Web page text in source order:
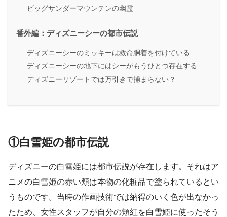
ビッグサンダーマウンテンの幽霊
番外編：ディズニーシーの都市伝説
ディズニーシーのミッキーは救命胴着を付けている
ディズニーシーの地下にはシーがもうひとつ存在する
ディズニーリゾートでは万引きで捕まらない？
①白雪姫の都市伝説
ディズニーの白雪姫には都市伝説が存在します。それはア
ニメの白雪姫の赤い頬は本物の化粧品で塗られているとい
うものです。当時の作画技術では納得のいく色が出なかっ
たため、女性スタッフが自分の頬紅を白雪姫に使ったそう